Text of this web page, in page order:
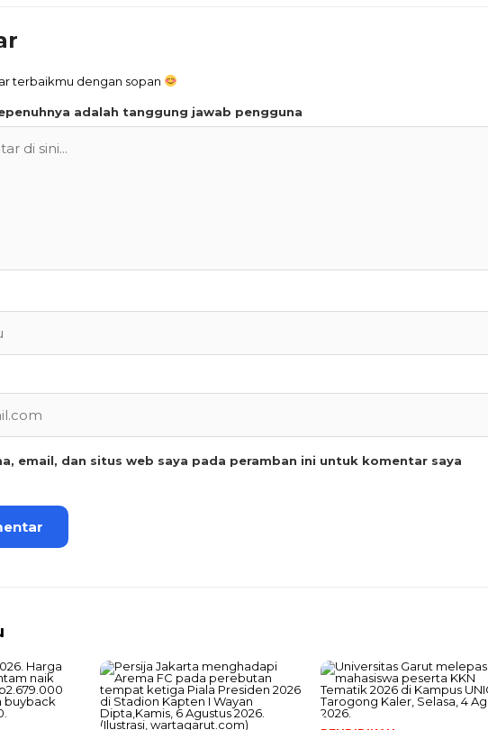
terbaikmu dengan sopan
adalah tanggung jawab pengguna
email, dan situs web saya pada peramban ini untuk komentar saya